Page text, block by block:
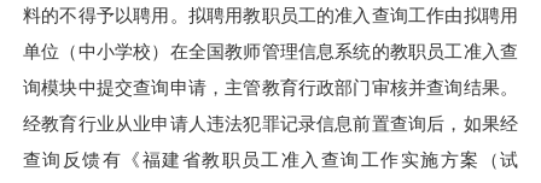
料的不得予以聘用。拟聘用教职员工的准入查询工作由拟聘用
单位（中小学校）在全国教师管理信息系统的教职员工准入查
询模块中提交查询申请，主管教育行政部门审核并查询结果。
经教育行业从业申请人违法犯罪记录信息前置查询后，如果经
查询反馈有《福建省教职员工准入查询工作实施方案（试